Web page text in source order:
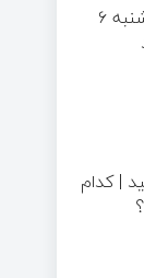
پیش‌بینی بازار سهام امروز سه‌شنبه ۶
حقیقی به ۰.۸ رسید | کدام